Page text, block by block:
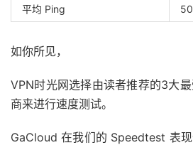
平均 Ping
如你所见，
VPN时光网选择由读者推荐的3大
商来进行速度测试。
GaCloud 在我们的 Speedtest 表